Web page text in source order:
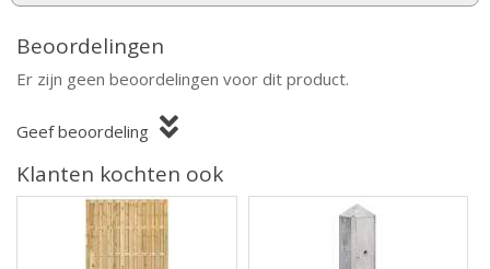
Beoordelingen
Er zijn geen beoordelingen voor dit product.
Geef beoordeling
Klanten kochten ook